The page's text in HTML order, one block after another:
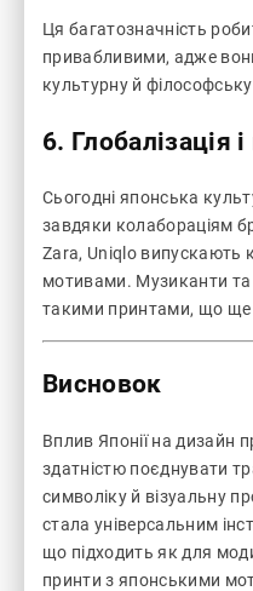
Ця багатозначність
привабливими, адже
культурну й
6. Глобалізація
Сьогодні японська
завдяки колабораціям
Zara, Uniqlo випускають
мотивами. Музиканти та
такими принтами, що ще
Висновок
Вплив Японії на дизайн
здатністю поєднувати
символіку й візуальну
стала універсальним
що підходить як для
принти з японськими